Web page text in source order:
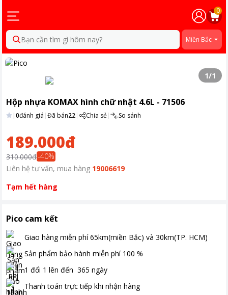
0
Bạn cần tìm gì hôm nay? Miền Bắc
1/1
Hộp nhựa KOMAX hình chữ nhật 4.6L - 71506
|0đánh giá |Đã bán22| Chia sẻ| So sánh
189.000đ
310.000đ-40%
Liên hệ tư vấn, mua hàng 19006619
Tạm hết hàng
Pico cam kết
Giao hàng miễn phí 65km(miền Bắc) và 30km(TP. HCM)
Sản phẩm bảo hành miễn phí 100 %
1 đổi 1 lên đến 365 ngày
Thanh toán trực tiếp khi nhận hàng